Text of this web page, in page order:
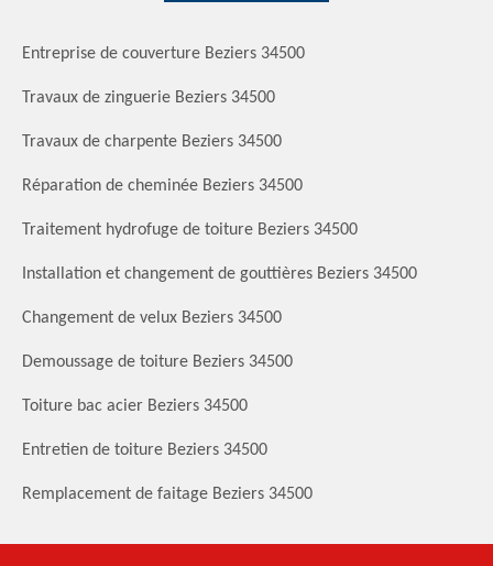
Entreprise de couverture Beziers 34500
Travaux de zinguerie Beziers 34500
Travaux de charpente Beziers 34500
Réparation de cheminée Beziers 34500
Traitement hydrofuge de toiture Beziers 34500
Installation et changement de gouttières Beziers 34500
Changement de velux Beziers 34500
Demoussage de toiture Beziers 34500
Toiture bac acier Beziers 34500
Entretien de toiture Beziers 34500
Remplacement de faitage Beziers 34500